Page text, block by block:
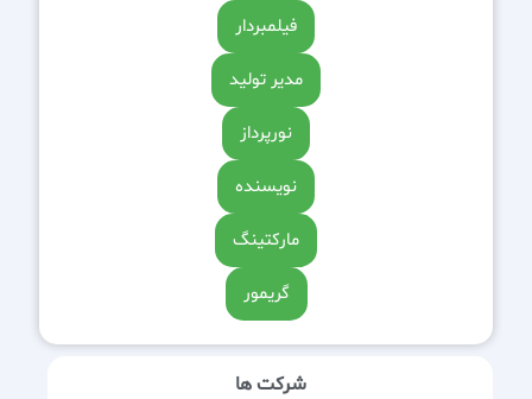
شرکت ها
فیلمبردار
مدیر تولید
نورپرداز
نویسنده
مارکتینگ
گریمور